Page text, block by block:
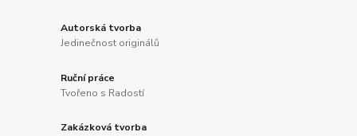
Autorská tvorba
Jedinečnost originálů
Ruční práce
Tvořeno s Radostí
Zakázková tvorba